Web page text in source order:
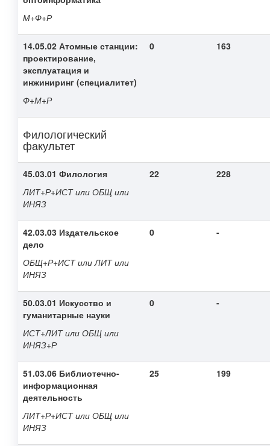
М+Ф+Р
14.05.02 Атомные станции:
проектирование,
эксплуатация и
инжиниринг (специалитет)
Ф+М+Р
0 163
Филологический
факультет
45.03.01 Филология
ЛИТ+Р+ИСТ или ОБЩ или
ИНЯЗ
22 228
42.03.03 Издательское
дело
ОБЩ+Р+ИСТ или ЛИТ или
ИНЯЗ
0 -
50.03.01 Искусство и
гуманитарные науки
ИСТ+ЛИТ или ОБЩ или
ИНЯЗ+Р
0 -
51.03.06 Библиотечно-
информационная
деятельность
ЛИТ+Р+ИСТ или ОБЩ или
ИНЯЗ
25 199